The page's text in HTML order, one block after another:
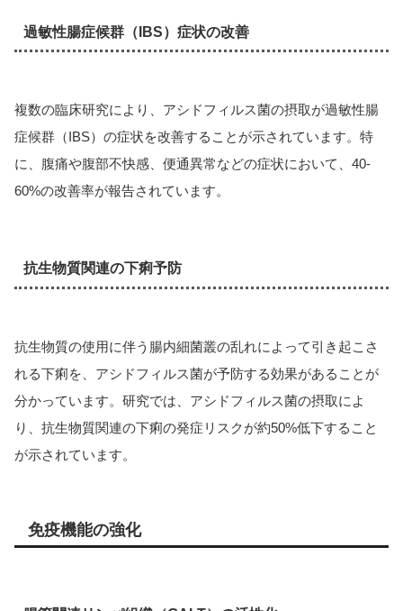
過敏性腸症候群（IBS）症状の改善
複数の臨床研究により、アシドフィルス菌の摂取が過敏性腸
症候群（IBS）の症状を改善することが示されています。特
に、腹痛や腹部不快感、便通異常などの症状において、40-
60%の改善率が報告されています。
抗生物質関連の下痢予防
抗生物質の使用に伴う腸内細菌叢の乱れによって引き起こさ
れる下痢を、アシドフィルス菌が予防する効果があることが
分かっています。研究では、アシドフィルス菌の摂取によ
り、抗生物質関連の下痢の発症リスクが約50%低下すること
が示されています。
免疫機能の強化